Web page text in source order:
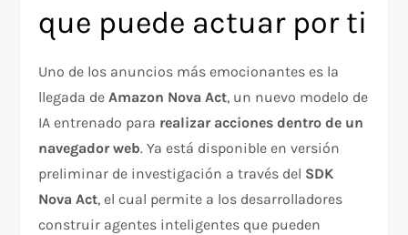
que puede actuar por ti
Uno de los anuncios más emocionantes es la
llegada deAmazon Nova Act, un nuevo modelo de
IA entrenado para realizar acciones dentro de un
navegador web. Ya está disponible en versión
preliminar de investigación a través del SDK
Nova Act, el cual permite a los desarrolladores
construir agentes inteligentes que pueden